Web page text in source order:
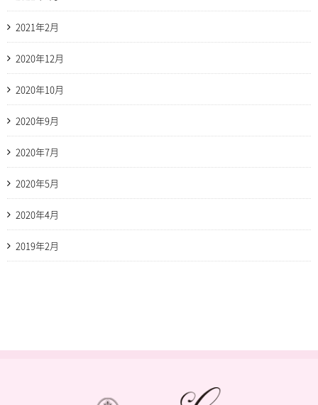
2021年2月
2020年12月
2020年10月
2020年9月
2020年7月
2020年5月
2020年4月
2019年2月